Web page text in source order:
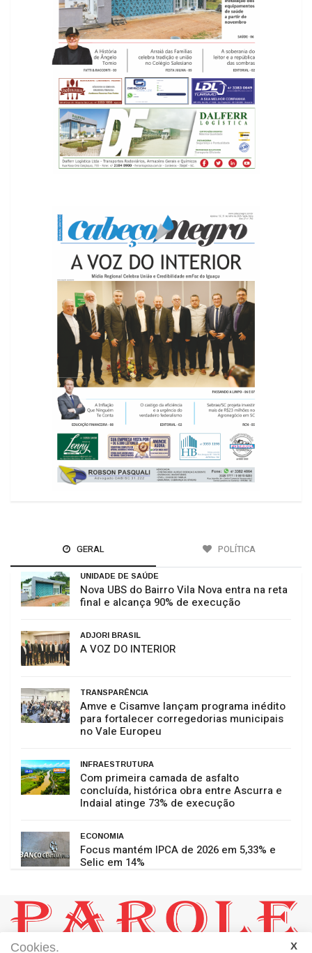
GERAL POLÍTICA
UNIDADE DE SAÚDE
Nova UBS do Bairro Vila Nova entra na reta
final e alcança 90% de execução
ADJORI BRASIL
A VOZ DO INTERIOR
TRANSPARÊNCIA
Amve e Cisamve lançam programa inédito
para fortalecer corregedorias municipais
no Vale Europeu
INFRAESTRUTURA
Com primeira camada de asfalto
concluída, histórica obra entre Ascurra e
Indaial atinge 73% de execução
ECONOMIA
Focus mantém IPCA de 2026 em 5,33% e
Selic em 14%
Cookies.